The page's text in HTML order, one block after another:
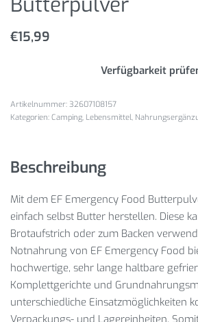
€15,99
Verfügbarkeit
32607108157
Kategorien: Camping, Lebensmittel,
Beschreibung
Mit dem EF Emergency Food
einfach selbst Butter herstellen. Diese
Brotaufstrich oder zum Backen
Notnahrung von EF Emergency Food
hochwertige, sehr lange haltbare
Komplettgerichte und
unterschiedliche Einsatzmöglichkeiten
Verpackungs- und Lagereinheiten.